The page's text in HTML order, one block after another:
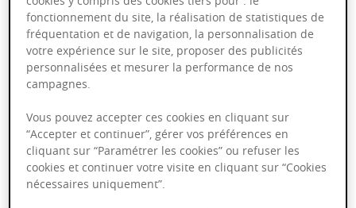
Millésime en cours de transition 2023
21,95 €
Chablis Vieilles Vignes - Domaine
Millet
fonctionnement du site, la réalisation de statistiques de
fréquentation et de navigation, la personnalisation de
votre expérience sur le site, proposer des publicités
personnalisées et mesurer la performance de nos
campagnes.
Vous pouvez accepter ces cookies en cliquant sur
“Accepter et continuer”, gérer vos préférences en
cliquant sur “Paramétrer les cookies” ou refuser les
cookies et continuer votre visite en cliquant sur “Cookies
nécessaires uniquement”.